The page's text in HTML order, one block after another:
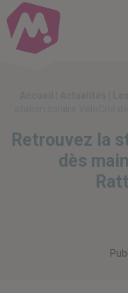
Compte Mobilité
Retrouvez la
dès